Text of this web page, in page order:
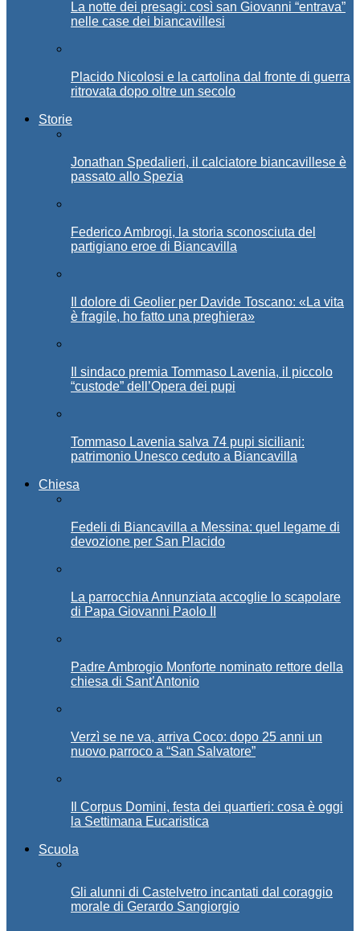
La notte dei presagi: così san Giovanni “entrava”
nelle case dei biancavillesi
Placido Nicolosi e la cartolina dal fronte di guerra
ritrovata dopo oltre un secolo
Storie
Jonathan Spedalieri, il calciatore biancavillese è
passato allo Spezia
Federico Ambrogi, la storia sconosciuta del
partigiano eroe di Biancavilla
Il dolore di Geolier per Davide Toscano: «La vita
è fragile, ho fatto una preghiera»
Il sindaco premia Tommaso Lavenia, il piccolo
“custode” dell’Opera dei pupi
Tommaso Lavenia salva 74 pupi siciliani:
patrimonio Unesco ceduto a Biancavilla
Chiesa
Fedeli di Biancavilla a Messina: quel legame di
devozione per San Placido
La parrocchia Annunziata accoglie lo scapolare
di Papa Giovanni Paolo II
Padre Ambrogio Monforte nominato rettore della
chiesa di Sant’Antonio
Verzì se ne va, arriva Coco: dopo 25 anni un
nuovo parroco a “San Salvatore”
Il Corpus Domini, festa dei quartieri: cosa è oggi
la Settimana Eucaristica
Scuola
Gli alunni di Castelvetro incantati dal coraggio
morale di Gerardo Sangiorgio